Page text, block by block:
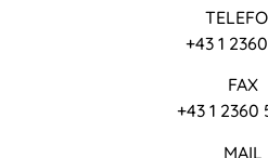
+43 1
FAX
+43 1 2360
MAIL